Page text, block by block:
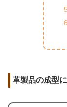
革製品の成型